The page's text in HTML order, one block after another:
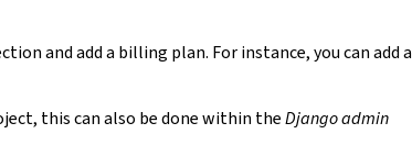
and add a billing plan. For instance, you can add a
this can also be done within theDjango admin